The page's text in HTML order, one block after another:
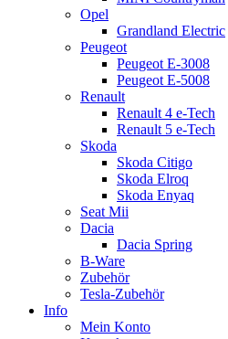
Opel
Grandland Electric
Peugeot
Peugeot E-3008
Peugeot E-5008
Renault
Renault 4 e-Tech
Renault 5 e-Tech
Skoda
Skoda Citigo
Skoda Elroq
Skoda Enyaq
Seat Mii
Dacia
Dacia Spring
B-Ware
Zubehör
Tesla-Zubehör
Info
Mein Konto